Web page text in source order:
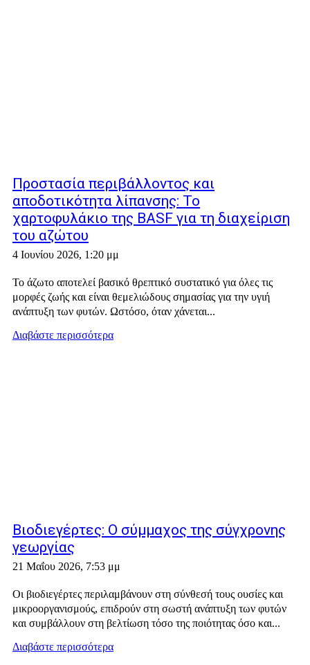
Προστασία περιβάλλοντος και
αποδοτικότητα λίπανσης: Το
χαρτοφυλάκιο της BASF για τη διαχείριση
του αζώτου
4 Ιουνίου 2026, 1:20 μμ
Το άζωτο αποτελεί βασικό θρεπτικό συστατικό για όλες τις
μορφές ζωής και είναι θεμελιώδους σημασίας για την υγιή
ανάπτυξη των φυτών. Ωστόσο, όταν χάνεται...
Διαβάστε περισσότερα
Βιοδιεγέρτες: Ο σύμμαχος της σύγχρονης
γεωργίας
21 Μαΐου 2026, 7:53 μμ
Οι βιοδιεγέρτες περιλαμβάνουν στη σύνθεσή τους ουσίες και
μικροοργανισμούς, επιδρούν στη σωστή ανάπτυξη των φυτών
και συμβάλλουν στη βελτίωση τόσο της ποιότητας όσο και...
Διαβάστε περισσότερα